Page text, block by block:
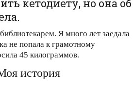
кетодиету, но она об
Я много лет заедала
не попала к грамотному
45 килограммов.
история